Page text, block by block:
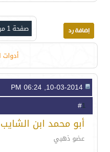
صفحة 1 من 2
1
أبو محمد ابن الشايب
عضو ذهبي